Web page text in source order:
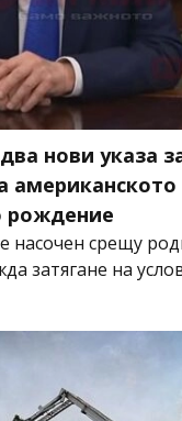
нови указа
американското
рождение
насочен срещу
затягане на